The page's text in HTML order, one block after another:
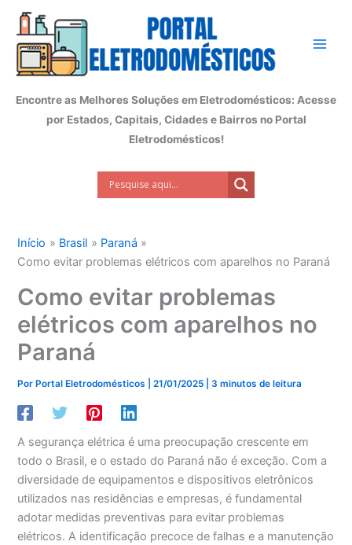
conteúdo
Encontre as Melhores Soluções em Eletrodomésticos: Acesse
por Estados, Capitais, Cidades e Bairros no Portal
Eletrodomésticos!
Início Brasil
Paraná
Como evitar problemas elétricos com aparelhos no Paraná
Como evitar problemas
elétricos com aparelhos no
Paraná
PorPortal Eletrodomésticos |21/01/2025 |3 minutos de leitura
A segurança elétrica é uma preocupação crescente em
todo o Brasil, e o estado do Paraná não é exceção. Com a
diversidade de equipamentos e dispositivos eletrônicos
utilizados nas residências e empresas, é fundamental
adotar medidas preventivas para evitar problemas
elétricos. A identificação precoce de falhas e a manutenção